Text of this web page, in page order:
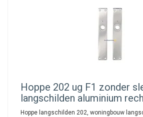
Hoppe 202 ug F1 zonder
langschilden aluminium
Hoppe langschilden 202, woningbouw